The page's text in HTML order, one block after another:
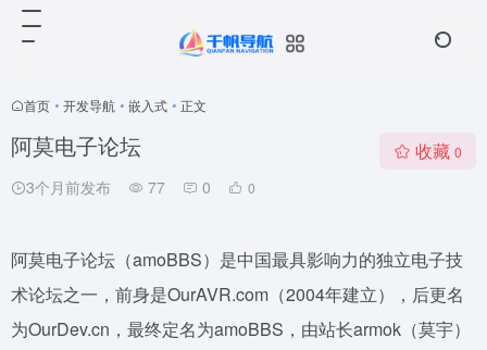
首页 • 开发导航 • 嵌入式 • 正文
阿莫电子论坛
3个月前发布 77 0 0
收藏 0
阿莫电子论坛（amoBBS）是中国最具影响力的独立电子技
术论坛之一，前身是OurAVR.com（2004年建立），后更名
为OurDev.cn，最终定名为amoBBS，由站长armok（莫宇）